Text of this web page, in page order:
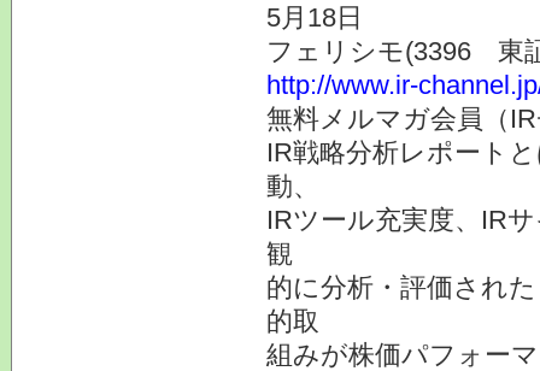
5月18日
フェリシモ(3396 東
http://www.ir-
無料メルマガ会員（
IR戦略分析レポート
動、
IRツール充実度、IR
観
的に分析・評価され
的取
組みが株価パフォー